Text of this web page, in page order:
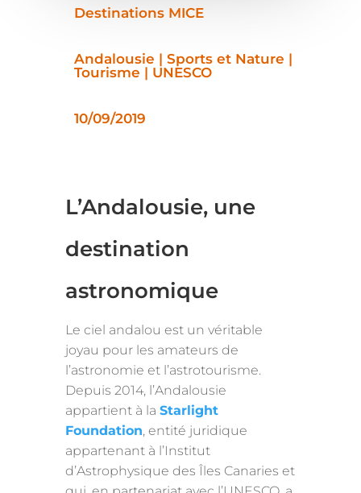
Destinations MICE
Andalousie | Sports et Nature |
Tourisme | UNESCO
10/09/2019
L’Andalousie, une
destination
astronomique
Le ciel andalou est un véritable
joyau pour les amateurs de
l’astronomie et l’astrotourisme.
Depuis 2014, l’Andalousie
appartient à la Starlight
Foundation, entité juridique
appartenant à l’Institut
d’Astrophysique des Îles Canaries et